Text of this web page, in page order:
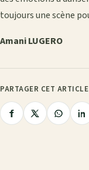
toujours une scène
Amani LUGERO
PARTAGER CET ARTICLE
PartagerPartager